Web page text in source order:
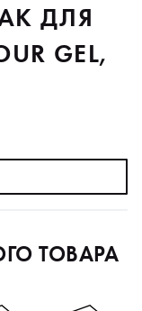
ДЛЯ
GEL,
ТОВАРА